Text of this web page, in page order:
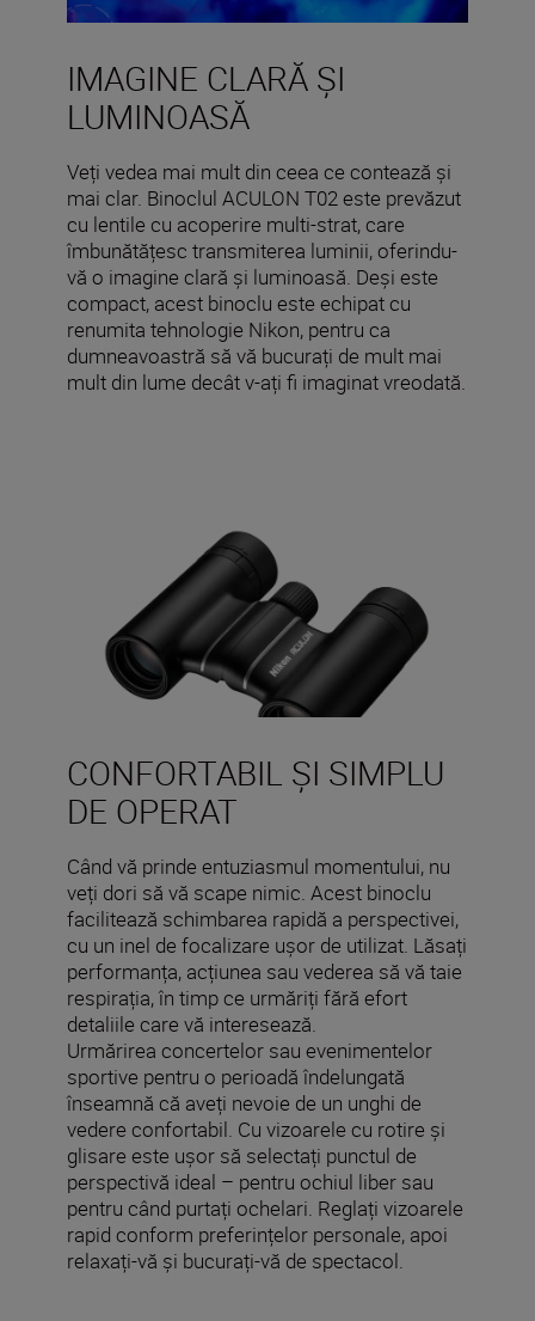
IMAGINE CLARĂ ȘI
LUMINOASĂ
Veți vedea mai mult din ceea ce contează și
mai clar. Binoclul ACULON T02 este prevăzut
cu lentile cu acoperire multi-strat, care
îmbunătățesc transmiterea luminii, oferindu-
vă o imagine clară și luminoasă. Deși este
compact, acest binoclu este echipat cu
renumita tehnologie Nikon, pentru ca
dumneavoastră să vă bucurați de mult mai
mult din lume decât v-ați fi imaginat vreodată.
CONFORTABIL ȘI SIMPLU
DE OPERAT
Când vă prinde entuziasmul momentului, nu
veți dori să vă scape nimic. Acest binoclu
facilitează schimbarea rapidă a perspectivei,
cu un inel de focalizare ușor de utilizat. Lăsați
performanța, acțiunea sau vederea să vă taie
respirația, în timp ce urmăriți fără efort
detaliile care vă interesează.
Urmărirea concertelor sau evenimentelor
sportive pentru o perioadă îndelungată
înseamnă că aveți nevoie de un unghi de
vedere confortabil. Cu vizoarele cu rotire și
glisare este ușor să selectați punctul de
perspectivă ideal – pentru ochiul liber sau
pentru când purtați ochelari. Reglați vizoarele
rapid conform preferințelor personale, apoi
relaxați-vă și bucurați-vă de spectacol.